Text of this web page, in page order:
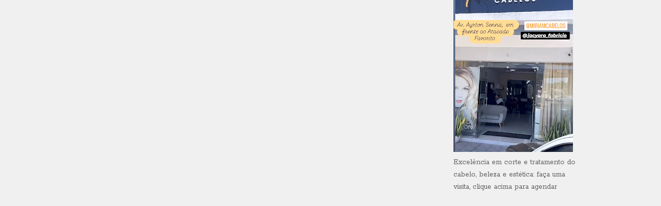
Excelência em corte e tratamento do
cabelo, beleza e estética: faça uma
visita, clique acima para agendar